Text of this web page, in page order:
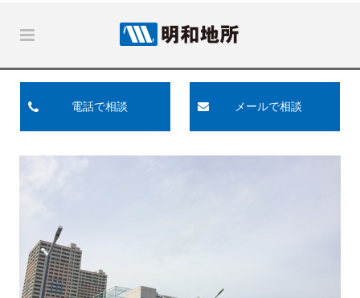
電話で相談 メールで相談